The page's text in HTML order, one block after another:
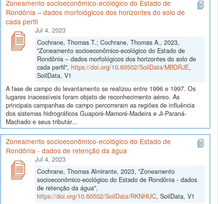
Zoneamento socioeconômico-ecológico do Estado de
Rondônia – dados morfológicos dos horizontes do solo de
cada perfil
Jul 4, 2023
Cochrane, Thomas T.; Cochrane, Thomas A., 2023,
"Zoneamento socioeconômico-ecológico do Estado de
Rondônia – dados morfológicos dos horizontes do solo de
cada perfil", https://doi.org/10.60502/SoilData/MBDRJE,
SoilData, V1
A fase de campo do levantamento se realizou entre 1996 e 1997. Os
lugares inacessíveis foram objeto de reconhecimento aéreo. As
principais campanhas de campo percorreram as regiões de influência
dos sistemas hidrográficos Guaporé-Mamoré-Madeira e Ji-Paraná-
Machado e seus tributár...
Zoneamento socioeconômico-ecológico do Estado de
Rondônia - dados de retenção da água
Jul 4, 2023
Cochrane, Thomas Almirante, 2023, "Zoneamento
socioeconômico-ecológico do Estado de Rondônia - dados
de retenção da água",
https://doi.org/10.60502/SoilData/RKNHUC, SoilData, V1